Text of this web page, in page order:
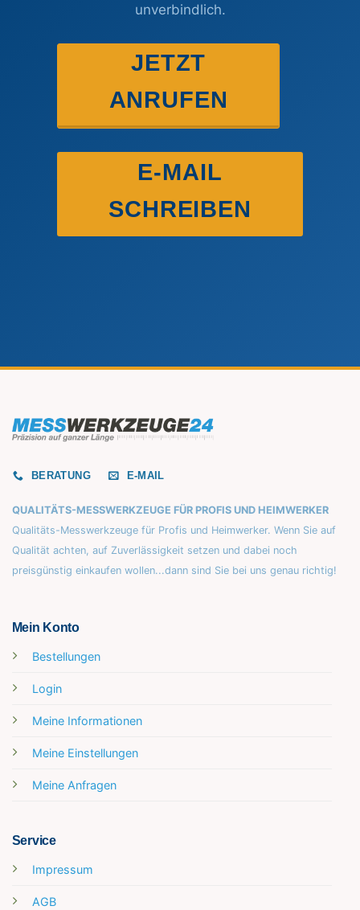
unverbindlich.
JETZT
ANRUFEN
E-MAIL
SCHREIBEN
BERATUNG E-MAIL
QUALITÄTS-MESSWERKZEUGE FÜR PROFIS UND HEIMWERKER
Qualitäts-Messwerkzeuge für Profis und Heimwerker. Wenn Sie auf
Qualität achten, auf Zuverlässigkeit setzen und dabei noch
preisgünstig einkaufen wollen...dann sind Sie bei uns genau richtig!
Mein Konto
Bestellungen
Login
Meine Informationen
Meine Einstellungen
Meine Anfragen
Service
Impressum
AGB